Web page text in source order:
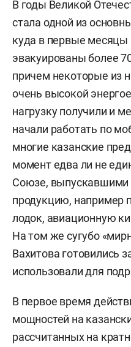
В годы Великой
стала одной из
куда в первые
эвакуированы более
причем некоторые из
очень высокой
нагрузку получили и
начали работать по
многие казанские
момент едва ли не
Союзе, выпускавшими
продукцию, например
лодок, авиационную
На том же сугубо
Вахитова готовились
использовали для
В первое время
мощностей на
рассчитанных на